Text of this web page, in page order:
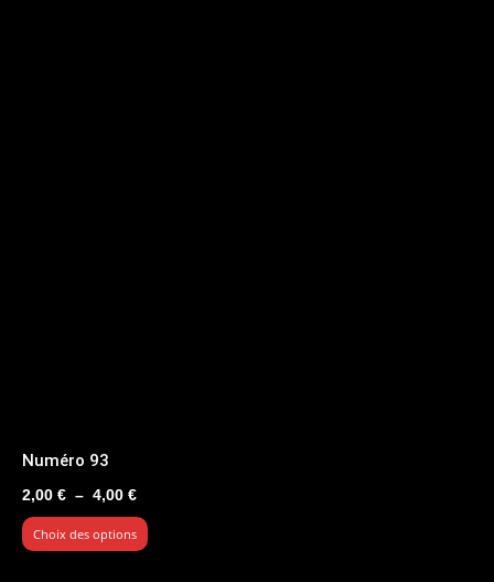
Numéro 93
2,00 € – 4,00 €Plage
de
prix :
Choix des options